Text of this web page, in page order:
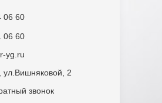
06 60
06 60
yg.ru
ул.Вишняковой, 2
звонок